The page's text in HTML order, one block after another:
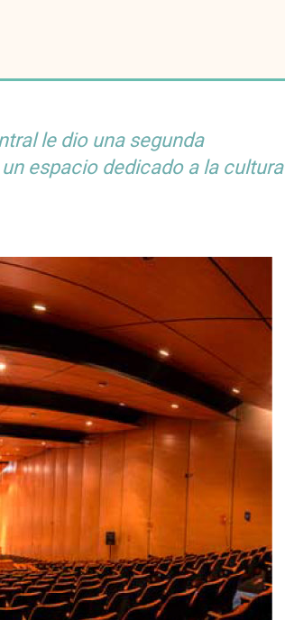
le dio una segunda
espacio dedicado a la cultura